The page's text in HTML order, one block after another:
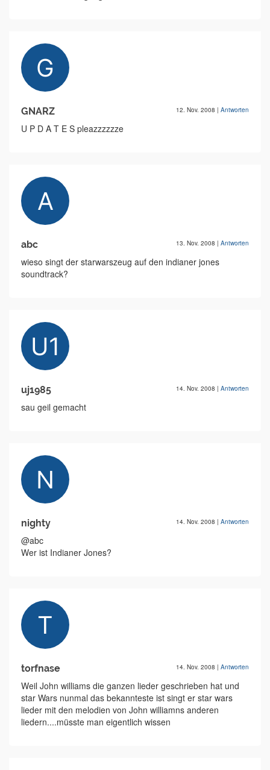
GNARZ 12. Nov. 2008 | Antworten
U P D A T E S pleazzzzzze
abc 13. Nov. 2008 | Antworten
wieso singt der starwarszeug auf den indianer jones
soundtrack?
uj1985 14. Nov. 2008 | Antworten
sau geil gemacht
nighty 14. Nov. 2008 | Antworten
@abc
Wer ist Indianer Jones?
torfnase 14. Nov. 2008 | Antworten
Weil John williams die ganzen lieder geschrieben hat und
star Wars nunmal das bekannteste ist singt er star wars
lieder mit den melodien von John williamns anderen
liedern....müsste man eigentlich wissen